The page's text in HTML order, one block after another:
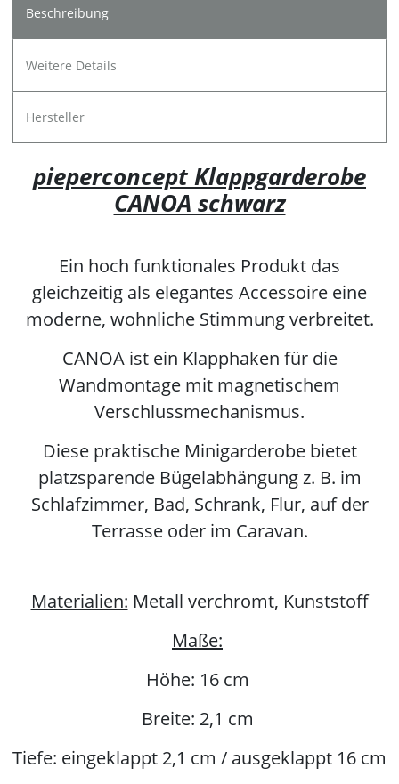
Beschreibung
Weitere Details
Hersteller
pieperconcept Klappgarderobe
CANOA schwarz
Ein hoch funktionales Produkt das
gleichzeitig als elegantes Accessoire eine
moderne, wohnliche Stimmung verbreitet.
CANOA ist ein Klapphaken für die
Wandmontage mit magnetischem
Verschlussmechanismus.
Diese praktische Minigarderobe bietet
platzsparende Bügelabhängung z. B. im
Schlafzimmer, Bad, Schrank, Flur, auf der
Terrasse oder im Caravan.
Materialien: Metall verchromt, Kunststoff
Maße:
Höhe: 16 cm
Breite: 2,1 cm
Tiefe: eingeklappt 2,1 cm / ausgeklappt 16 cm